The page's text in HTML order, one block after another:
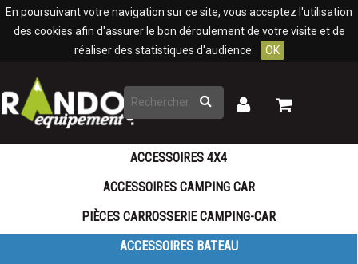
En poursuivant votre navigation sur ce site, vous acceptez l'utilisation
des cookies afin d'assurer le bon déroulement de votre visite et de
réaliser des statistiques d'audience.
OK
Rechercher
Mon
Mon
ACCESSOIRES 4X4
ACCESSOIRES CAMPING CAR
PIÈCES CARROSSERIE CAMPING-CAR
ACCESSOIRES BATEAU
Panneau de gestion des cookies